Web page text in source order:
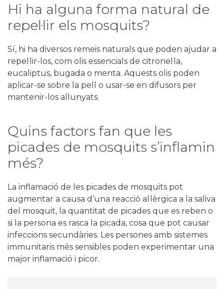
Hi ha alguna forma natural de
repel·lir els mosquits?
Sí, hi ha diversos remeis naturals que poden ajudar a
repel·lir-los, com olis essencials de citronel·la,
eucaliptus, bugada o menta. Aquests olis poden
aplicar-se sobre la pell o usar-se en difusors per
mantenir-los allunyats.
Quins factors fan que les
picades de mosquits s’inflamin
més?
La inflamació de les picades de mosquits pot
augmentar a causa d’una reacció al·lèrgica a la saliva
del mosquit, la quantitat de picades que es reben o
si la persona es rasca la picada, cosa que pot causar
infeccions secundàries. Les persones amb sistemes
immunitaris més sensibles poden experimentar una
major inflamació i picor.